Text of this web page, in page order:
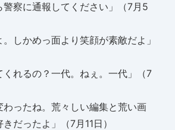
察に通報してください」（7月5
。しかめっ面より笑顔が素敵だよ」
くれるの？一代。ねぇ。一代」（7
わったね。荒々しい編集と荒い画
だったよ」（7月11日）